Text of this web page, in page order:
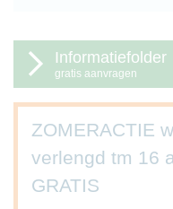
Informatiefolder
gratis aanvragen
ZOMERACTIE
verlengd tm 16
GRATIS